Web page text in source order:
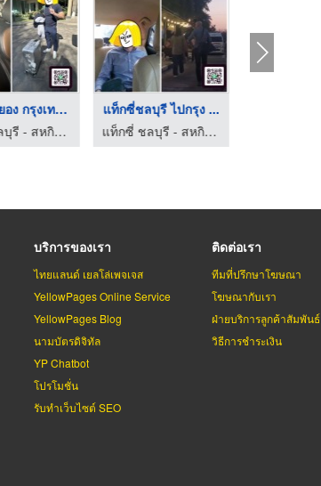
แท็กซี่ระยอง กรุงเทพ ...
แท็กซี่ ชลบุรี - สหกิจ ยูเนียน อินเตอร์กรุ๊ป
แท็กซี่ชลบุรี ไปกรุง ...
แท็กซี่ ชลบุรี - สหกิจ ยูเนียน อินเตอร์กรุ๊ป
บริการของเรา
ไทยแลนด์ เยลโล่เพจเจส
YellowPages Online Service
YellowPages Blog
นามบัตรดิจิทัล
YP Chatbot
โปรโมชั่น
รับทำเว็บไซต์ SEO
ติดต่อเรา
ทีมที่ปรึกษาโฆษณา
โฆษณากับเรา
ฝ่ายบริการลูกค้าสัมพันธ์
วิธีการชำระเงิน